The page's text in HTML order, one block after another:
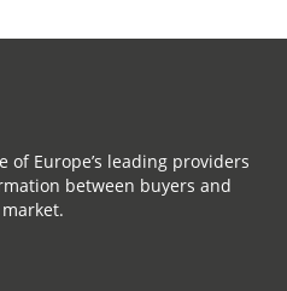
of Europe’s leading providers
between buyers and